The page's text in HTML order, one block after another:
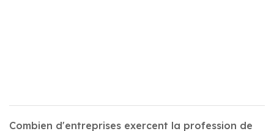
Combien d'entreprises exercent la profession de